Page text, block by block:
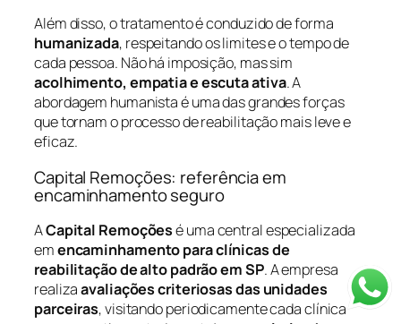
Além disso, o tratamento é conduzido de forma
humanizada, respeitando os limites e o tempo de
cada pessoa. Não há imposição, mas sim
acolhimento, empatia e escuta ativa. A
abordagem humanista é uma das grandes forças
que tornam o processo de reabilitação mais leve e
eficaz.
Capital Remoções: referência em
encaminhamento seguro
ACapital Remoçõesé uma central especializada
emencaminhamento para clínicas de
reabilitação de alto padrão em SP. A empresa
realizaavaliações criteriosas das unidades
parceiras, visitando periodicamente cada clínica